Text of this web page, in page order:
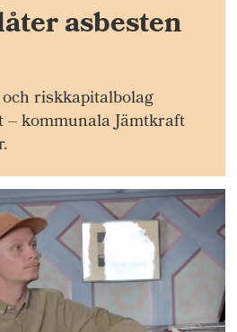
asbesten
riskkapitalbolag
– kommunala Jämtkraft